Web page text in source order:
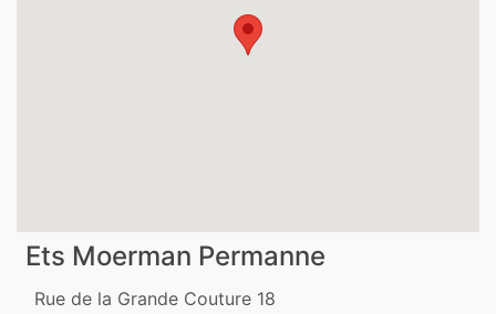
Ets Moerman Permanne
Rue de la Grande Couture 18